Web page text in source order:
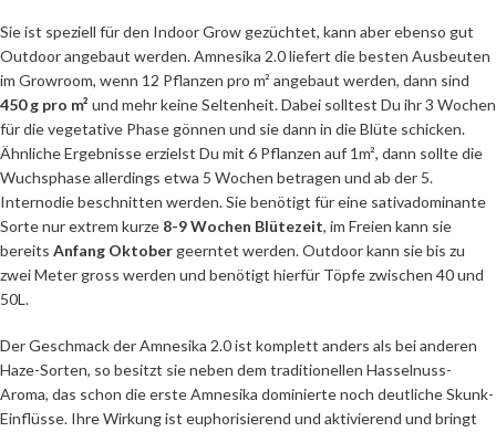
Sie ist speziell für den Indoor Grow gezüchtet, kann aber ebenso gut
Outdoor angebaut werden. Amnesika 2.0 liefert die besten Ausbeuten
im Growroom, wenn 12 Pflanzen pro m² angebaut werden, dann sind
450 g pro m² und mehr keine Seltenheit. Dabei solltest Du ihr 3 Wochen
für die vegetative Phase gönnen und sie dann in die Blüte schicken.
Ähnliche Ergebnisse erzielst Du mit 6 Pflanzen auf 1m², dann sollte die
Wuchsphase allerdings etwa 5 Wochen betragen und ab der 5.
Internodie beschnitten werden. Sie benötigt für eine sativadominante
Sorte nur extrem kurze 8-9 Wochen Blütezeit, im Freien kann sie
bereits Anfang Oktober geerntet werden. Outdoor kann sie bis zu
zwei Meter gross werden und benötigt hierfür Töpfe zwischen 40 und
50L.
Der Geschmack der Amnesika 2.0 ist komplett anders als bei anderen
Haze-Sorten, so besitzt sie neben dem traditionellen Hasselnuss-
Aroma, das schon die erste Amnesika dominierte noch deutliche Skunk-
Einflüsse. Ihre Wirkung ist euphorisierend und aktivierend und bringt